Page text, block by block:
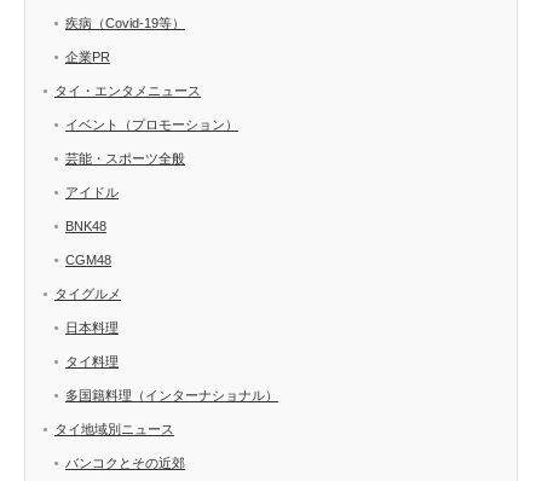
疾病（Covid-19等）
企業PR
タイ・エンタメニュース
イベント（プロモーション）
芸能・スポーツ全般
アイドル
BNK48
CGM48
タイグルメ
日本料理
タイ料理
多国籍料理（インターナショナル）
タイ地域別ニュース
バンコクとその近郊